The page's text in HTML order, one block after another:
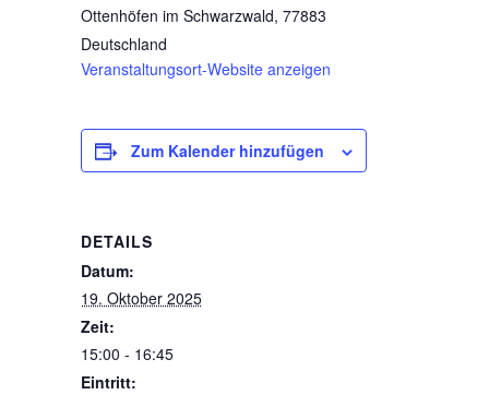
Ottenhöfen im Schwarzwald, 77883
Deutschland
Veranstaltungsort-Website anzeigen
Zum Kalender hinzufügen
DETAILS
Datum:
19. Oktober 2025
Zeit:
15:00 - 16:45
Eintritt: